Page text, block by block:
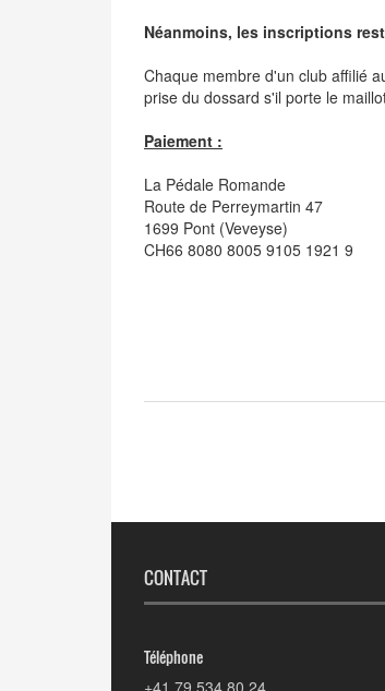
Néanmoins, les inscriptions
Chaque membre d'un club affilié
prise du dossard s'il porte le
Paiement :
La Pédale Romande
Route de Perreymartin 47
1699 Pont (Veveyse)
CH66 8080 8005 9105 1921 9
CONTACT
Téléphone